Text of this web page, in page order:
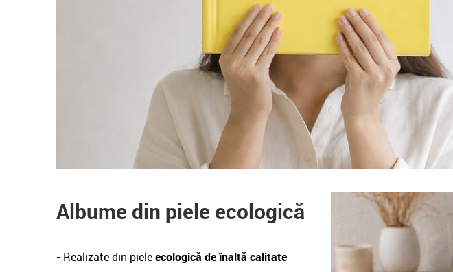
Albume din piele ecologică
- Realizate din pieleecologică de înaltă calitate